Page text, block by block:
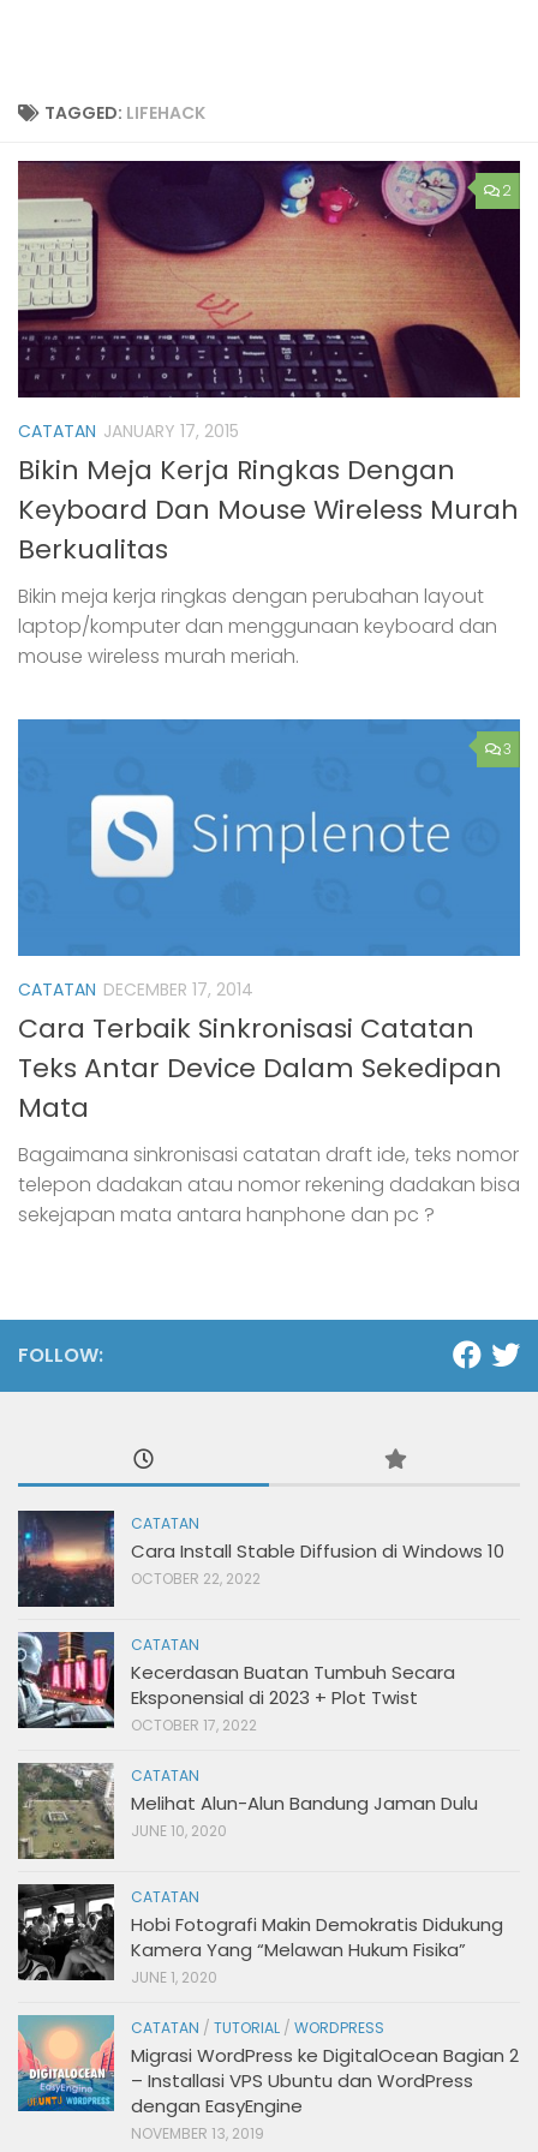
TAGGED: LIFEHACK
2
CATATAN JANUARY 17, 2015
Bikin Meja Kerja Ringkas Dengan
Keyboard Dan Mouse Wireless Murah
Berkualitas
Bikin meja kerja ringkas dengan perubahan layout
laptop/komputer dan menggunaan keyboard dan
mouse wireless murah meriah.
3
CATATAN DECEMBER 17, 2014
Cara Terbaik Sinkronisasi Catatan
Teks Antar Device Dalam Sekedipan
Mata
Bagaimana sinkronisasi catatan draft ide, teks nomor
telepon dadakan atau nomor rekening dadakan bisa
sekejapan mata antara hanphone dan pc ?
FOLLOW:
CATATAN
Cara Install Stable Diffusion di Windows 10
OCTOBER 22, 2022
CATATAN
Kecerdasan Buatan Tumbuh Secara
Eksponensial di 2023 + Plot Twist
OCTOBER 17, 2022
CATATAN
Melihat Alun-Alun Bandung Jaman Dulu
JUNE 10, 2020
CATATAN
Hobi Fotografi Makin Demokratis Didukung
Kamera Yang “Melawan Hukum Fisika”
JUNE 1, 2020
CATATAN / TUTORIAL / WORDPRESS
Migrasi WordPress ke DigitalOcean Bagian 2
– Installasi VPS Ubuntu dan WordPress
dengan EasyEngine
NOVEMBER 13, 2019